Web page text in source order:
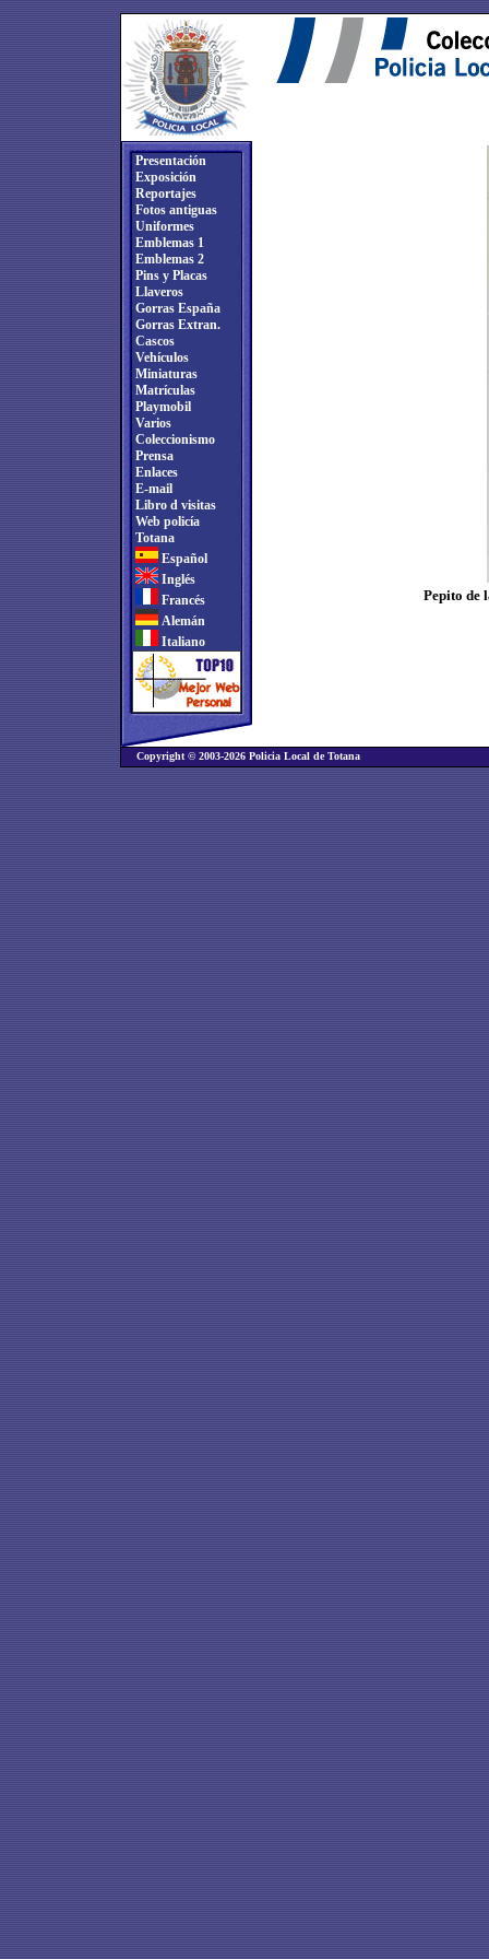
Presentación
Exposición
Reportajes
Fotos antiguas
Uniformes
Emblemas 1
Emblemas 2
Pins y Placas
Llaveros
Gorras España
Gorras Extran.
Cascos
Vehículos
Miniaturas
Matrículas
Playmobil
Varios
Coleccionismo
Prensa
Enlaces
E-mail
Libro d visitas
Web policía
Totana
Español
Inglés
Francés
Alemán
Italiano
Pepito de
Copyright © 2003-2026 Policia Local de Totana